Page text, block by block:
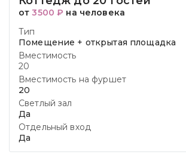
от3500 ₽ на человека
Тип
Помещение + открытая площадка
Вместимость
20
Вместимость на фуршет
20
Светлый зал
Да
Отдельный вход
Да